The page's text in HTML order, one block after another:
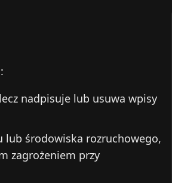
nadpisuje lub usuwa wpisy
lub środowiska rozruchowego,
zagrożeniem przy